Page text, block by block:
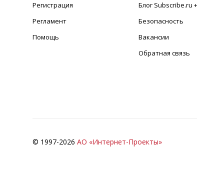
Регистрация
Регламент
Помощь
Блог Subscribe.ru +
Безопасность
Вакансии
Обратная связь
© 1997-2026 АО «Интернет-Проекты»